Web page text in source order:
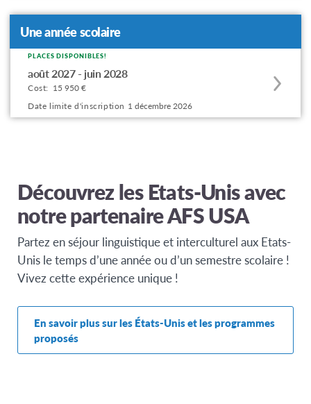
offering
Une année scolaire
Apply
to
this
program
PLACES DISPONIBLES!
août 2027 - juin 2028
Cost: 15 950 €
Date limite d'inscription 1 décembre 2026
Découvrez les Etats-Unis avec
notre partenaire AFS USA
Partez en séjour linguistique et interculturel aux Etats-
Unis le temps d’une année ou d’un semestre scolaire !
Vivez cette expérience unique !
En savoir plus sur les États-Unis et les programmes
proposés